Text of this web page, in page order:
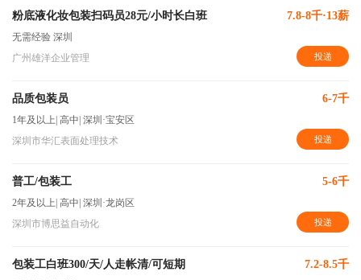
粉底液化妆包装扫码员28元/小时长白班 7.8-8千·13薪
无需经验 深圳
广州雄洋企业管理
投递
品质包装员 6-7千
1年及以上 高中 深圳·宝安区
深圳市华汇表面处理技术
投递
普工/包装工 5-6千
2年及以上 高中 深圳·龙岗区
深圳市博思益自动化
投递
包装工白班300/天/人走帐清/可短期 7.2-8.5千